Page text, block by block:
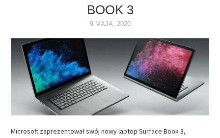
OPROGRAMOWANIE
INTERNET
BOOK 3
9 MAJA, 2020
Microsoft zaprezentował swój nowy laptop Surface Book 3,